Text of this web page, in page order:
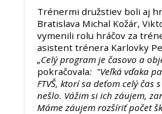
Trénermi družstiev boli aj
Bratislava Michal Kožár,
vymenili rolu hráčov za
asistent trénera Karlovky
„Celý program je časovo a
pokračovala: "Veľká vďaka
FTVŠ, ktorí sa deťom celý
nešlo. Vážim si ich záujem,
Máme záujem rozšíriť počet